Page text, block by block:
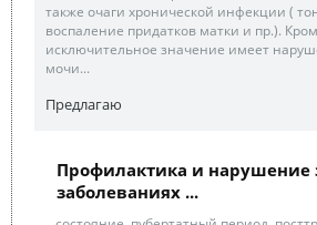
также очаги хронической инфекции (
воспаление придатков матки и пр.).
исключительное значение имеет
мочи...
Предлагаю
Профилактика и нарушение
заболеваниях ...